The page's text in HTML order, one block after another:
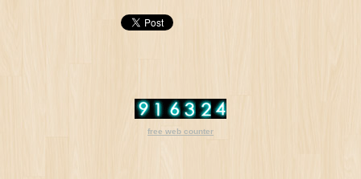
free web counter